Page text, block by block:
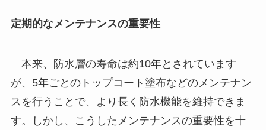
定期的なメンテナンスの重要性
本来、防水層の寿命は約10年とされています
が、5年ごとのトップコート塗布などのメンテナン
スを行うことで、より長く防水機能を維持できま
す。しかし、こうしたメンテナンスの重要性を十